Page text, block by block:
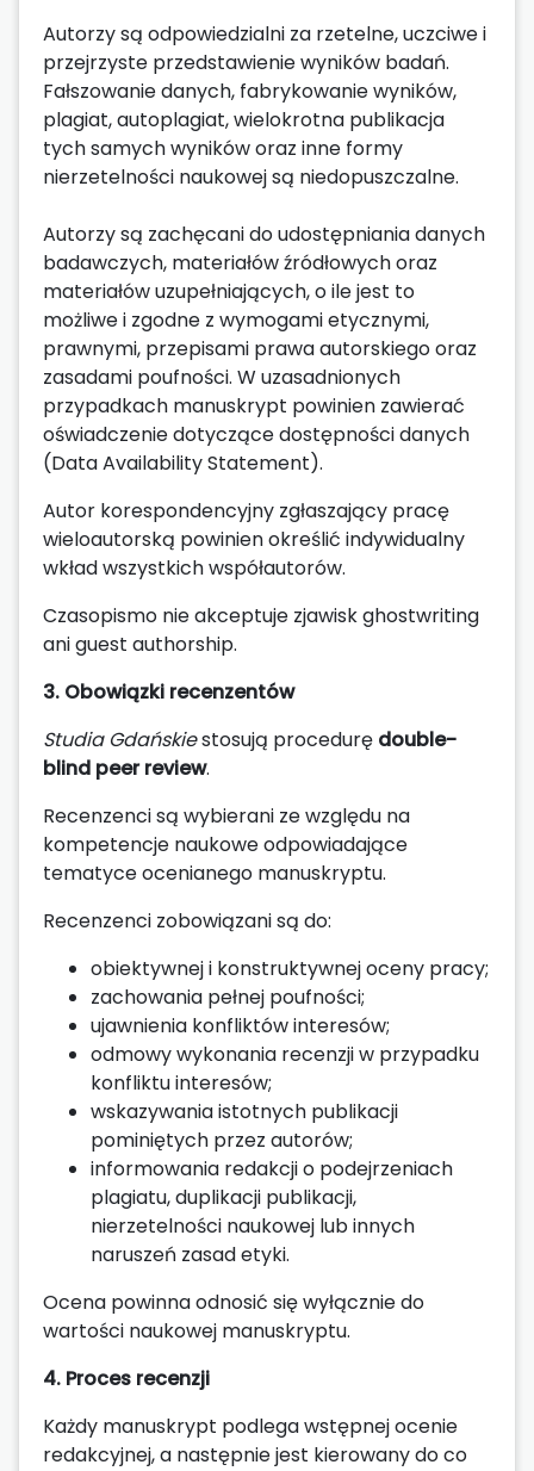
Autorzy są odpowiedzialni za rzetelne, uczciwe i
przejrzyste przedstawienie wyników badań.
Fałszowanie danych, fabrykowanie wyników,
plagiat, autoplagiat, wielokrotna publikacja
tych samych wyników oraz inne formy
nierzetelności naukowej są niedopuszczalne.
Autorzy są zachęcani do udostępniania danych
badawczych, materiałów źródłowych oraz
materiałów uzupełniających, o ile jest to
możliwe i zgodne z wymogami etycznymi,
prawnymi, przepisami prawa autorskiego oraz
zasadami poufności. W uzasadnionych
przypadkach manuskrypt powinien zawierać
oświadczenie dotyczące dostępności danych
(Data Availability Statement).
Autor korespondencyjny zgłaszający pracę
wieloautorską powinien określić indywidualny
wkład wszystkich współautorów.
Czasopismo nie akceptuje zjawisk ghostwriting
ani guest authorship.
3. Obowiązki recenzentów
Studia Gdańskiestosują procedurę double-
blind peer review.
Recenzenci są wybierani ze względu na
kompetencje naukowe odpowiadające
tematyce ocenianego manuskryptu.
Recenzenci zobowiązani są do:
obiektywnej i konstruktywnej oceny pracy;
zachowania pełnej poufności;
ujawnienia konfliktów interesów;
odmowy wykonania recenzji w przypadku
konfliktu interesów;
wskazywania istotnych publikacji
pominiętych przez autorów;
informowania redakcji o podejrzeniach
plagiatu, duplikacji publikacji,
nierzetelności naukowej lub innych
naruszeń zasad etyki.
Ocena powinna odnosić się wyłącznie do
wartości naukowej manuskryptu.
4. Proces recenzji
Każdy manuskrypt podlega wstępnej ocenie
redakcyjnej, a następnie jest kierowany do co